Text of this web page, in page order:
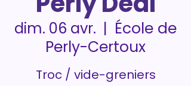
dim. 06 avr.
  |
École de
Perly-Certoux
Troc / vide-greniers